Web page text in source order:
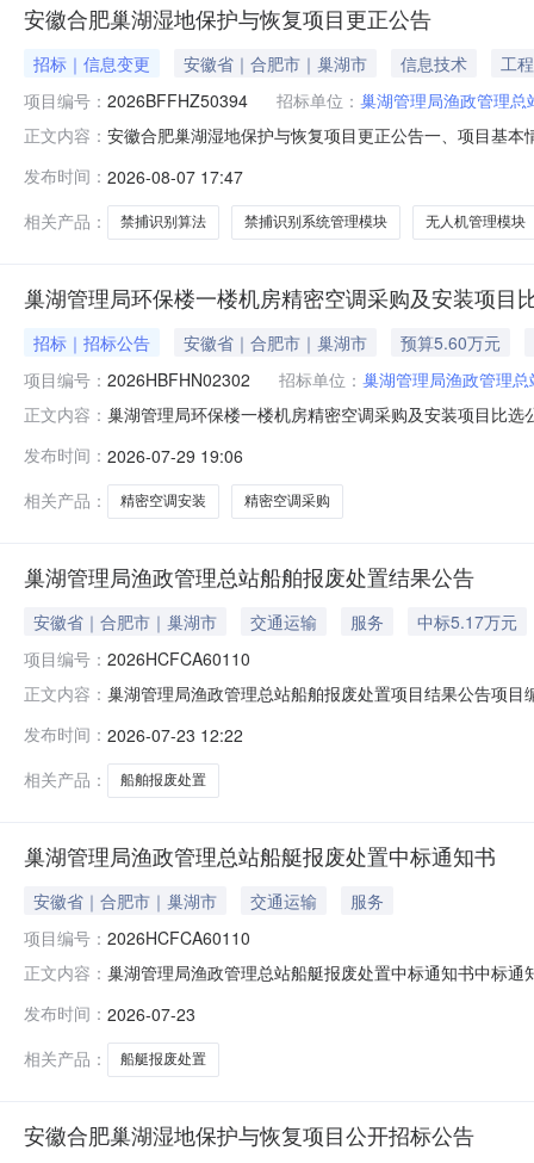
安徽合肥巢湖湿地保护与恢复项目更正公告
招标｜信息变更 安徽省｜合肥市｜巢湖市 信息技术
工程
项目编号： 2026BFFHZ50394 招标单位： 巢湖管理局渔政管理总
正文内容： 安徽合肥巢湖湿地保护与恢复项目更正公告一、项目基
别系统管理模块”、“禁捕识别算法”产品所属行业“工业”
发布时间： 2026-08-07 17:47
相关产品：
禁捕识别算法 禁捕识别系统管理模块 无人机管理模块
巢湖管理局环保楼一楼机房精密空调采购及安装项目
招标｜招标公告 安徽省｜合肥市｜巢湖市
预算5.60万元
项目编号： 2026HBFHN02302 招标单位： 巢湖管理局渔政管理总
正文内容： 巢湖管理局环保楼一楼机房精密空调采购及安装项目比
件。一、项目基本情况项目编号：2026HBFHN02302项
湖管理局环保楼一楼机房精
发布时间： 2026-07-29 19:06
相关产品：
精密空调安装 精密空调采购
巢湖管理局渔政管理总站船舶报废处置结果公告
安徽省｜合肥市｜巢湖市 交通运输 服务
中标5.17万元
项目编号： 2026HCFCA60110
正文内容： 巢湖管理局渔政管理总站船舶报废处置项目结果公告项
1.8337万元成交人：安徽侨锋建设工程有限公司成交金
发布时间： 2026-07-23 12:22
相关产品：
船舶报废处置
巢湖管理局渔政管理总站船艇报废处置中标通知书
安徽省｜合肥市｜巢湖市 交通运输
服务
项目编号： 2026HCFCA60110
正文内容： 巢湖管理局渔政管理总站船艇报废处置中标通知书中标
通知书信息标的编号:2026HCFCA60110标的名称:巢湖
发布时间： 2026-07-23
相关产品：
船艇报废处置
安徽合肥巢湖湿地保护与恢复项目公开招标公告